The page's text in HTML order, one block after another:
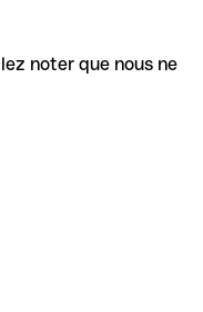
noter que nous ne